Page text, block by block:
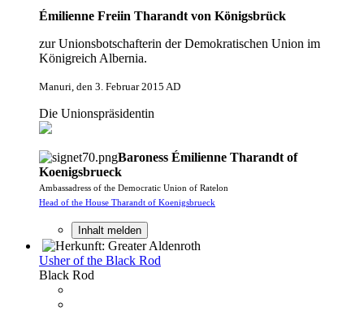
Émilienne Freiin Tharandt von Königsbrück
zur Unionsbotschafterin der Demokratischen Union im
Königreich Albernia.
Manuri, den 3. Februar 2015 AD
Die Unionspräsidentin
Baroness Émilienne Tharandt of
Koenigsbrueck
Ambassadress of the Democratic Union of Ratelon
Head of the House Tharandt of Koenigsbrueck
Inhalt melden
Usher of the Black Rod
Black Rod